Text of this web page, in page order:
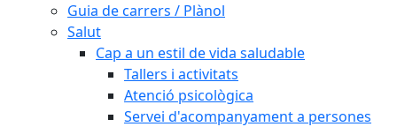
Guia de carrers / Plànol
Salut
Cap a un estil de vida saludable
Tallers i activitats
Atenció psicològica
Servei d'acompanyament a persones